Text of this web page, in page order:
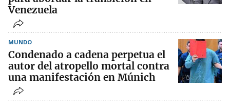
Venezuela
MUNDO
Condenado a cadena perpetua el
autor del atropello mortal contra
una manifestación en Múnich